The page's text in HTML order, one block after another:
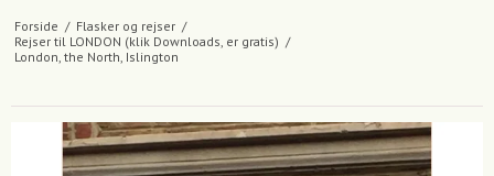
Forside / Flasker og rejser /
Rejser til LONDON (klik Downloads, er gratis) /
London, the North, Islington